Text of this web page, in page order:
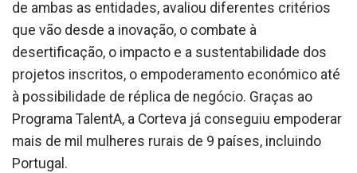
de ambas as entidades, avaliou diferentes critérios
que vão desde a inovação, o combate à
desertificação, o impacto e a sustentabilidade dos
projetos inscritos, o empoderamento económico até
à possibilidade de réplica de negócio. Graças ao
Programa TalentA, a Corteva já conseguiu empoderar
mais de mil mulheres rurais de 9 países, incluindo
Portugal.